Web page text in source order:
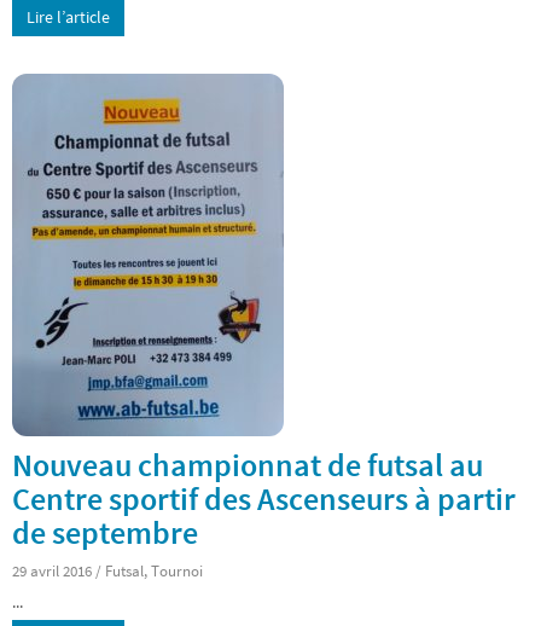
Lire l’article
Nouveau championnat de futsal au
Centre sportif des Ascenseurs à partir
de septembre
29 avril 2016 / Futsal,Tournoi
...